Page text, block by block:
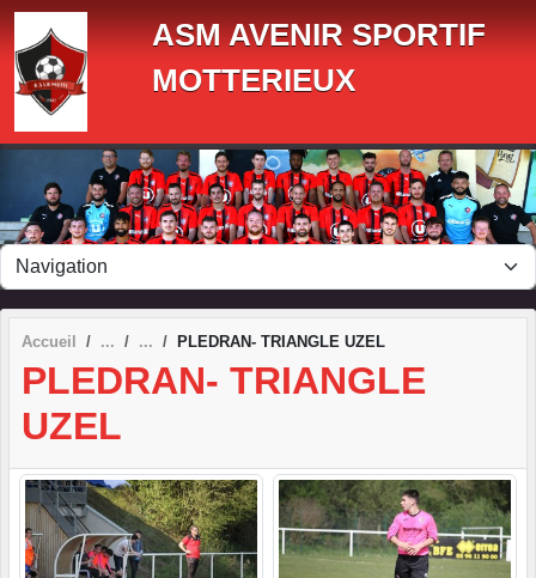
ASM AVENIR SPORTIF
MOTTERIEUX
Accueil PLEDRAN- TRIANGLE UZEL
PLEDRAN- TRIANGLE
UZEL
Panneau de gestion des cookies